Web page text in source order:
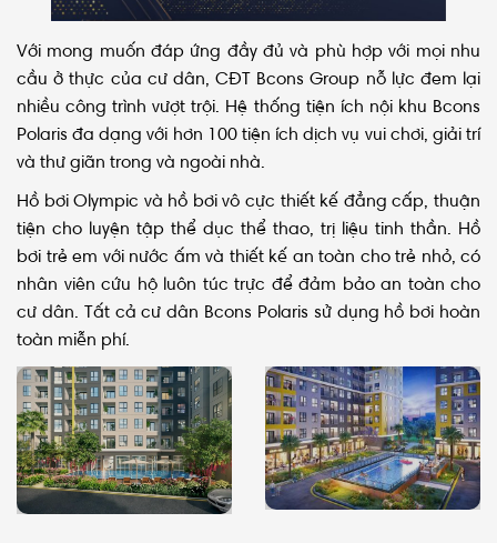
Với mong muốn đáp ứng đầy đủ và phù hợp với mọi nhu
cầu ở thực của cư dân, CĐT Bcons Group nỗ lực đem lại
nhiều công trình vượt trội. Hệ thống tiện ích nội khu Bcons
Polaris đa dạng với hơn 100 tiện ích dịch vụ vui chơi, giải trí
và thư giãn trong và ngoài nhà.
Hồ bơi Olympic và hồ bơi vô cực thiết kế đẳng cấp, thuận
tiện cho luyện tập thể dục thể thao, trị liệu tinh thần. Hồ
bơi trẻ em với nước ấm và thiết kế an toàn cho trẻ nhỏ, có
nhân viên cứu hộ luôn túc trực để đảm bảo an toàn cho
cư dân. Tất cả cư dân Bcons Polaris sử dụng hồ bơi hoàn
toàn miễn phí.